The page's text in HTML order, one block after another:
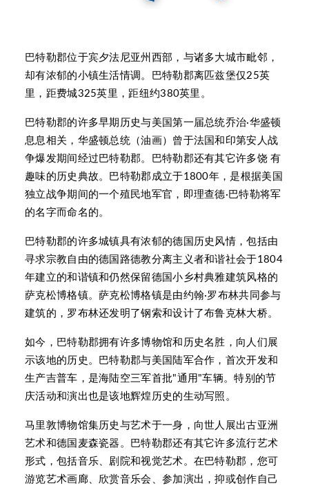
巴特勒郡位于宾夕法尼亚州西部，与诸多大城市毗邻，
却有浓郁的小镇生活情调。巴特勒郡离匹兹堡仅25英
里，距费城325英里，距纽约380英里。
巴特勒郡的许多早期历史与美国第一届总统乔治·华盛顿
息息相关，华盛顿总统（油画）曾于法国和印第安人战
争爆发期间经过巴特勒郡。巴特勒郡还有其它许多饶 有
趣味的历史典故。巴特勒郡成立于1800年，是根据美国
独立战争期间的一个殖民地军官，即理查德·巴特勒将军
的名字而命名的。
巴特勒郡的许多城镇具有浓郁的德国历史风情，包括由
寻求宗教自由的德国路德教分离主义者和谐社会于1804
年建立的和谐镇和仍然保留德国小乡村典雅建筑风格的
萨克松博格镇。萨克松博格镇是由约翰·罗布林共同参与
建筑的，罗布林还发明了钢索和设计了布鲁克林大桥。
如今，巴特勒郡拥有许多博物馆和历史名胜，向人们展
示该地的历史。巴特勒郡与美国陆军合作，首次开发和
生产吉普车，是海陆空三军首批"通用"车辆。特别的节
庆活动和演出也是该地辉煌历史的生动写照。
马里敦博物馆集历史与艺术于一身，向世人展出古亚洲
艺术和德国麦森瓷器。巴特勒郡还有其它许多流行艺术
形式，包括音乐、剧院和视觉艺术。在巴特勒郡，您可
游览艺术画廊、欣赏音乐会、参加演出，抑或创作自己